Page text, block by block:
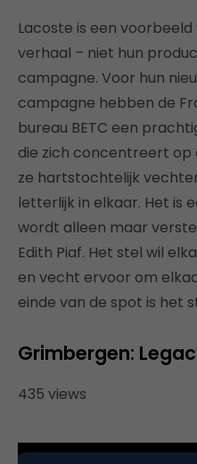
Lacoste is een
verhaal – niet hun
campagne. Voor hun
campagne hebben de
bureau BETC een
die zich concentreert op
ze hartstochtelijk
letterlijk in elkaar. Het is
wordt alleen maar
Edith Piaf. Het stel wil
en vecht ervoor om
einde van de spot is het
Grimbergen:
435 views